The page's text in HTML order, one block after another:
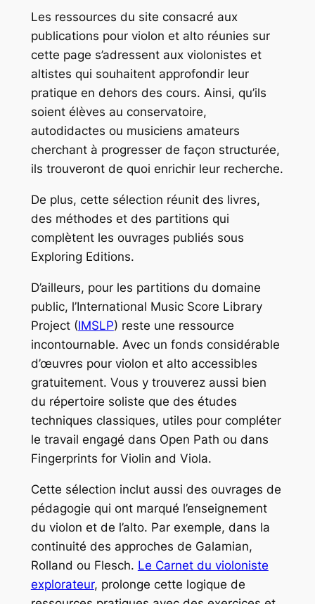
Les ressources du site consacré aux
publications pour violon et alto réunies sur
cette page s’adressent aux violonistes et
altistes qui souhaitent approfondir leur
pratique en dehors des cours. Ainsi, qu’ils
soient élèves au conservatoire,
autodidactes ou musiciens amateurs
cherchant à progresser de façon structurée,
ils trouveront de quoi enrichir leur recherche.
De plus, cette sélection réunit des livres,
des méthodes et des partitions qui
complètent les ouvrages publiés sous
Exploring Editions.
D’ailleurs, pour les partitions du domaine
public, l’International Music Score Library
Project (IMSLP) reste une ressource
incontournable. Avec un fonds considérable
d’œuvres pour violon et alto accessibles
gratuitement. Vous y trouverez aussi bien
du répertoire soliste que des études
techniques classiques, utiles pour compléter
le travail engagé dans Open Path ou dans
Fingerprints for Violin and Viola.
Cette sélection inclut aussi des ouvrages de
pédagogie qui ont marqué l’enseignement
du violon et de l’alto. Par exemple, dans la
continuité des approches de Galamian,
Rolland ou Flesch. Le Carnet du violoniste
explorateur, prolonge cette logique de